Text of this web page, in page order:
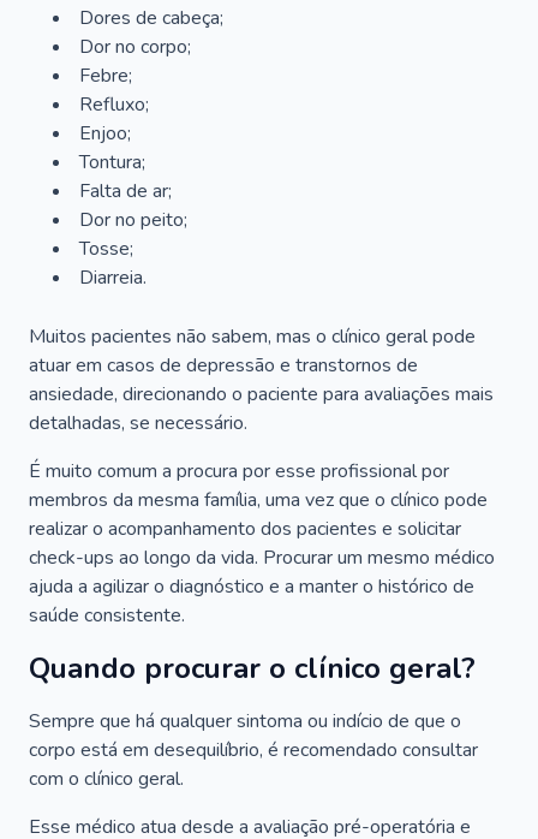
Dores de cabeça;
Dor no corpo;
Febre;
Refluxo;
Enjoo;
Tontura;
Falta de ar;
Dor no peito;
Tosse;
Diarreia.
Muitos pacientes não sabem, mas o clínico geral pode
atuar em casos de depressão e transtornos de
ansiedade, direcionando o paciente para avaliações mais
detalhadas, se necessário.
É muito comum a procura por esse profissional por
membros da mesma família, uma vez que o clínico pode
realizar o acompanhamento dos pacientes e solicitar
check-ups ao longo da vida. Procurar um mesmo médico
ajuda a agilizar o diagnóstico e a manter o histórico de
saúde consistente.
Quando procurar o clínico geral?
Sempre que há qualquer sintoma ou indício de que o
corpo está em desequilíbrio, é recomendado consultar
com o clínico geral.
Esse médico atua desde a avaliação pré-operatória e